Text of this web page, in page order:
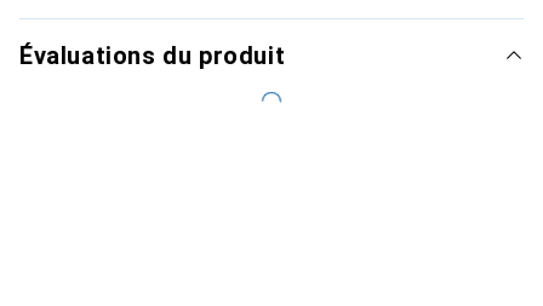
Évaluations du produit